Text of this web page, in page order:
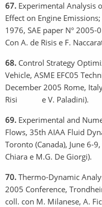
67. Experimental Analysis
Effect on Engine
1976, SAE paper N°
Con A. de Risis e F.
68. Control Strategy
Vehicle, ASME EFC05
December 2005 Rome,
Risi e V. Paladini).
69. Experimental and
Flows, 35th AIAA Fluid
Toronto (Canada), June 6-
Chiara e M.G. De Giorgi).
70. Thermo-Dynamic
2005 Conference,
coll. con M. Milanese, A.